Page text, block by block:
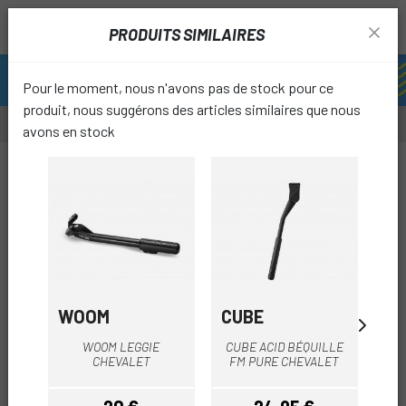
PRODUITS SIMILAIRES
Pour le moment, nous n'avons pas de stock pour ce
produit, nous suggérons des articles similaires que nous
avons en stock
WOOM
WOOM LEGGIE
CHEVALET
CUBE
CUBE ACID BÉQUILLE
FM PURE CHEVALET